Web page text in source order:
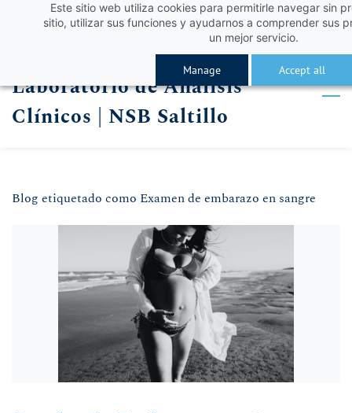
Este sitio web utiliza cookies para permitirle navegar sin
sitio, utilizar sus funciones y ayudarnos a comprender sus
un mejor servicio.
Manage Accept all
content
Iniciar sesión
Registro
Laboratorio de Análisis
Clínicos | NSB Saltillo
Blog etiquetado como Examen de embarazo en sangre
¡Obtén un 10% de descuento con el código